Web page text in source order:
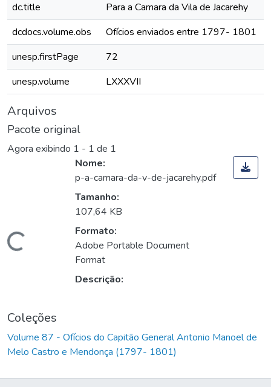
dc.title
Para a Camara da Vila de Jacarehy
dcdocs.volume.obs
Ofícios enviados entre 1797- 1801
unesp.firstPage
72
unesp.volume
LXXXVII
Arquivos
Pacote original
Agora exibindo 1 - 1 de 1
Carregando...
Nome:
p-a-camara-da-v-de-jacarehy.pdf
Tamanho:
107,64 KB
Formato:
Adobe Portable Document
Format
Descrição:
Coleções
Volume 87 - Ofícios do Capitão General Antonio Manoel de
Melo Castro e Mendonça (1797- 1801)